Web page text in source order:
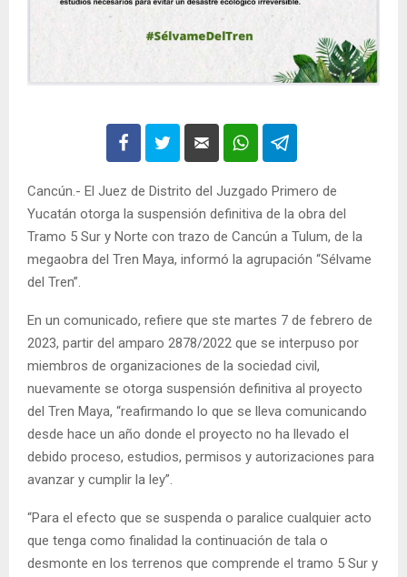
Cancún.- El Juez de Distrito del Juzgado Primero de
Yucatán otorga la suspensión definitiva de la obra del
Tramo 5 Sur y Norte con trazo de Cancún a Tulum, de la
megaobra del Tren Maya, informó la agrupación “Sélvame
del Tren”.
En un comunicado, refiere que ste martes 7 de febrero de
2023, partir del amparo 2878/2022 que se interpuso por
miembros de organizaciones de la sociedad civil,
nuevamente se otorga suspensión definitiva al proyecto
del Tren Maya, “reafirmando lo que se lleva comunicando
desde hace un año donde el proyecto no ha llevado el
debido proceso, estudios, permisos y autorizaciones para
avanzar y cumplir la ley”.
“Para el efecto que se suspenda o paralice cualquier acto
que tenga como finalidad la continuación de tala o
desmonte en los terrenos que comprende el tramo 5 Sur y